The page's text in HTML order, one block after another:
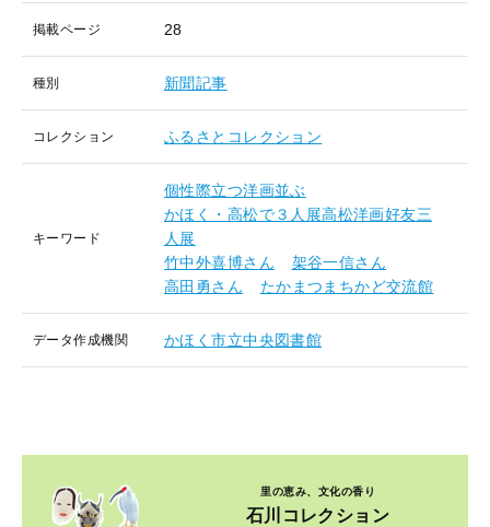
掲載ページ 28
種別 新聞記事
コレクション ふるさとコレクション
キーワード
個性際立つ洋画並ぶ
かほく・高松で３人展高松洋画好友三
人展
竹中外喜博さん
架谷一信さん
高田勇さん
たかまつまちかど交流館
データ作成機関 かほく市立中央図書館
里の恵み、文化の香り
石川コレクション